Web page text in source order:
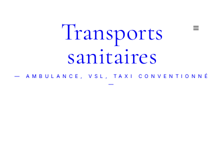
Transports
sanitaires
— AMBULANCE, VSL, TAXI CONVENTIONNÉ
—